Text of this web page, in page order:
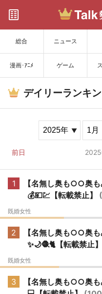
総合 ニュース
漫画･ｱﾆﾒ ゲーム
デイリーランキ
前日
1
【名無し奥も○○奥
💰💴💹【転載禁止】
既婚女性
2
【名無し奥も○○奥
✨🌙🧶🐈【転載禁止】
既婚女性
3
【名無し奥も○○奥